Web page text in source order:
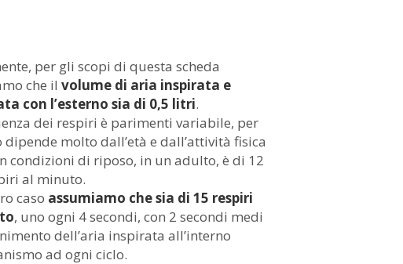
per gli scopi di questa scheda
che il volume di aria inspirata e
con l’esterno sia di 0,5 litri.
dei respiri è parimenti variabile, per
dipende molto dall’età e dall’attività fisica
condizioni di riposo, in un adulto, è di 12
al minuto.
caso assumiamo che sia di 15 respiri
, uno ogni 4 secondi, con 2 secondi medi
dell’aria inspirata all’interno
ad ogni ciclo.